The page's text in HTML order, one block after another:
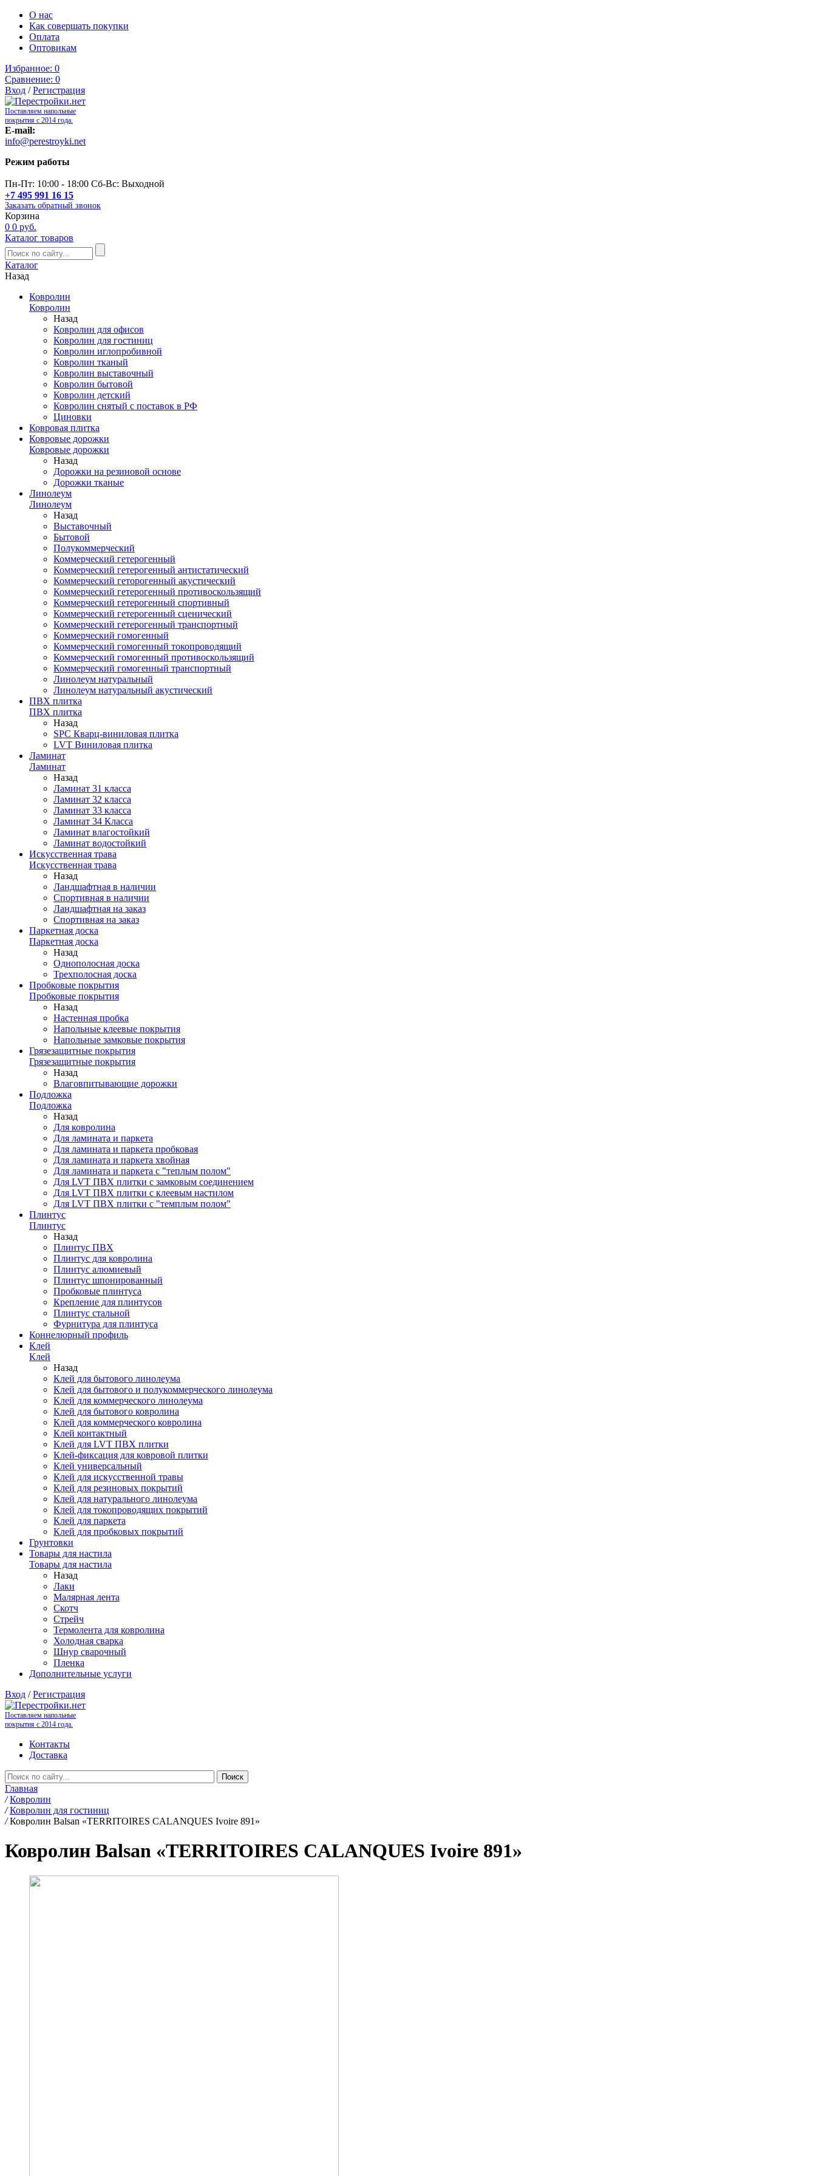
О нас
Как совершать покупки
Оплата
Оптовикам
Избранное: 0
Сравнение: 0
Вход /Регистрация
Поставляем напольные
покрытия с 2014 года.
E-mail:
info@perestroyki.net
Режим работы
Пн-Пт: 10:00 - 18:00 Сб-Вс: Выходной
+7 495 991 16 15
Заказать обратный звонок
Корзина
0 0 руб.
Каталог товаров
Каталог
Назад
Ковролин
Ковролин
Назад
Ковролин для офисов
Ковролин для гостиниц
Ковролин иглопробивной
Ковролин тканый
Ковролин выставочный
Ковролин бытовой
Ковролин детский
Ковролин снятый с поставок в РФ
Циновки
Ковровая плитка
Ковровые дорожки
Ковровые дорожки
Назад
Дорожки на резиновой основе
Дорожки тканые
Линолеум
Линолеум
Назад
Выставочный
Бытовой
Полукоммерческий
Коммерческий гетерогенный
Коммерческий гетерогенный антистатический
Коммерческий геторогенный акустический
Коммерческий гетерогенный противоскользящий
Коммерческий гетерогенный спортивный
Коммерческий гетерогенный сценический
Коммерческий гетерогенный транспортный
Коммерческий гомогенный
Коммерческий гомогенный токопроводящий
Коммерческий гомогенный противоскользящий
Коммерческий гомогенный транспортный
Линолеум натуральный
Линолеум натуральный акустический
ПВХ плитка
ПВХ плитка
Назад
SPC Кварц-виниловая плитка
LVT Виниловая плитка
Ламинат
Ламинат
Назад
Ламинат 31 класса
Ламинат 32 класса
Ламинат 33 класса
Ламинат 34 Класса
Ламинат влагостойкий
Ламинат водостойкий
Искусственная трава
Искусственная трава
Назад
Ландшафтная в наличии
Спортивная в наличии
Ландшафтная на заказ
Спортивная на заказ
Паркетная доска
Паркетная доска
Назад
Однополосная доска
Трехполосная доска
Пробковые покрытия
Пробковые покрытия
Назад
Настенная пробка
Напольные клеевые покрытия
Напольные замковые покрытия
Грязезащитные покрытия
Грязезащитные покрытия
Назад
Влаговпитывающие дорожки
Подложка
Подложка
Назад
Для ковролина
Для ламината и паркета
Для ламината и паркета пробковая
Для ламината и паркета хвойная
Для ламината и паркета с "теплым полом"
Для LVT ПВХ плитки с замковым соединением
Для LVT ПВХ плитки с клеевым настилом
Для LVT ПВХ плитки с "темплым полом"
Плинтус
Плинтус
Назад
Плинтус ПВХ
Плинтус для ковролина
Плинтус алюмиевый
Плинтус шпонированный
Пробковые плинтуса
Крепление для плинтусов
Плинтус стальной
Фурнитура для плинтуса
Коннелюрный профиль
Клей
Клей
Назад
Клей для бытового линолеума
Клей для бытового и полукоммерческого линолеума
Клей для коммерческого линолеума
Клей для бытового ковролина
Клей для коммерческого ковролина
Клей контактный
Клей для LVT ПВХ плитки
Клей-фиксация для ковровой плитки
Клей универсальный
Клей для искусственной травы
Клей для резиновых покрытий
Клей для натурального линолеума
Клей для токопроводящих покрытий
Клей для паркета
Клей для пробковых покрытий
Грунтовки
Товары для настила
Товары для настила
Назад
Лаки
Малярная лента
Скотч
Стрейч
Термолента для ковролина
Холодная сварка
Шнур сварочный
Пленка
Дополнительные услуги
Вход /Регистрация
Поставляем напольные
покрытия с 2014 года.
Контакты
Доставка
Главная
/ Ковролин
/ Ковролин для гостиниц
/ Ковролин Balsan «TERRITOIRES CALANQUES Ivoire 891»
Ковролин Balsan «TERRITOIRES CALANQUES Ivoire 891»